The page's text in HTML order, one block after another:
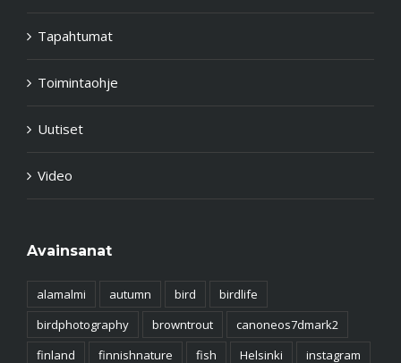
Tapahtumat
Toimintaohje
Uutiset
Video
Avainsanat
alamalmi autumn bird
birdlife
birdphotography
browntrout
canoneos7dmark2
finland
finnishnature fish Helsinki
instagram